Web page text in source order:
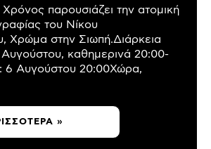
παρουσιάζει την ατομική
του Νίκου
Χρώμα στην Σιωπή.Διάρκεια
καθημερινά 20:00-
6 Αυγούστου 20:00Χώρα,
»